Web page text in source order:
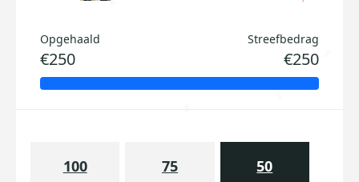
Opgehaald
€250
Streefbedrag
€250
100 75 50